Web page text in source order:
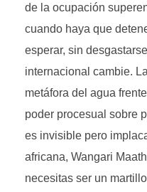
de la ocupación
cuando haya que
esperar, sin
internacional cambie.
metáfora del agua
poder procesual sobre
es invisible pero
africana, Wangari
necesitas ser un